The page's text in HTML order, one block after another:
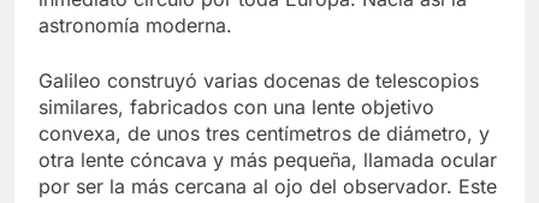
astronomía moderna.
Galileo construyó varias docenas de telescopios
similares, fabricados con una lente objetivo
convexa, de unos tres centímetros de diámetro, y
otra lente cóncava y más pequeña, llamada ocular
por ser la más cercana al ojo del observador. Este